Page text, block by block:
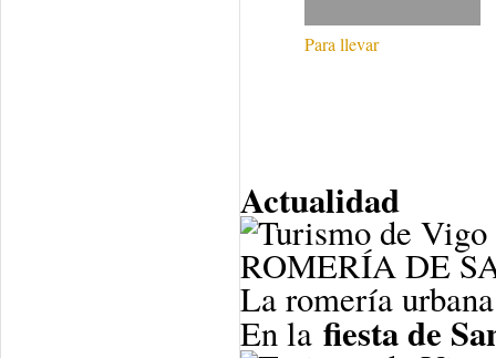
Para llevar
Actualidad
ROMERÍA DE
La romería
En la fiesta de